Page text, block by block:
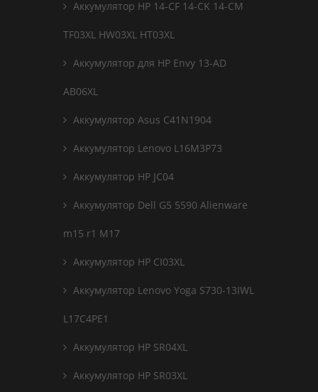
Аккумулятор HP 14-CF 14-CK 14-CM
TF03XL HW03XL HT03XL
Аккумулятор для HP Envy 13-AD
AB06XL
Аккумулятор Asus C41N1904
Аккумулятор Lenovo L16M3P73
Аккумулятор HP JC04
Аккумулятор Dell G5 5590 Alienware
m15 r1 M17
Аккумулятор HP CI03XL
Аккумулятор Lenovo Yoga S730-13IWL
L17C4PE1
Аккумулятор HP SR04XL
Аккумулятор HP SR03XL